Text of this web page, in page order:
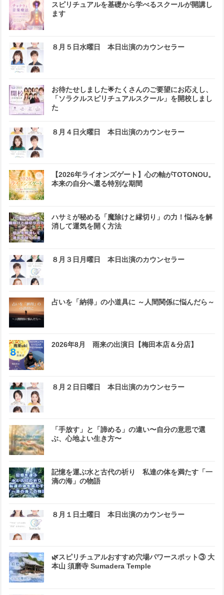
スピリチュアルを基礎から学べるスクールが開講し
ます
８月５日水曜日 本日出演のカウンセラー
お待たせしました🌟たくさんのご要望にお応えし、
「ソラクルスピリチュアルスクール」を開校しまし
た
８月４日火曜日 本日出演のカウンセラー
【2026年ライオンズゲート】心の軸がTOTONOU。
本来の自分へ還る特別な期間
ハサミが秘める「魔除けと縁切り」の力！悩みを解
消して運気を開く方法
８月３日月曜日 本日出演のカウンセラー
占いを「納得」の小道具に ～人間関係に悩んだら～
2026年8月 雨来の出演日【梅田本店＆分店】
８月２日日曜日 本日出演のカウンセラー
「手放す」と「諦める」の違い〜自分の意思で選
ぶ、心地よい生き方〜
記憶を運ぶ水と古代の祈り 私達の体を満たす「一
滴の海」の物語
８月１日土曜日 本日出演のカウンセラー
🌿スピリチュアルおすすめ穴場パワースポット③ 大
本山 須磨寺 Sumadera Temple